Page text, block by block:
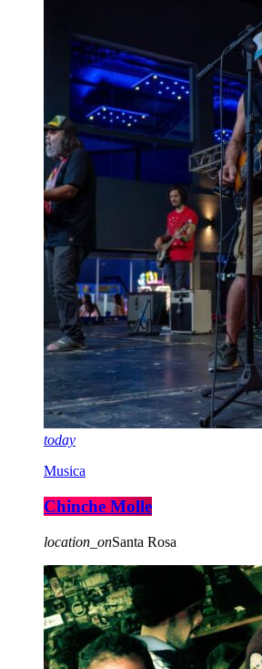
today
Musica
Chinche Molle
location_onSanta Rosa